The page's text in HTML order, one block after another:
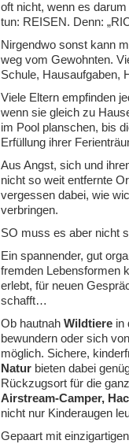
oft nicht, wenn es
tun: REISEN. Denn:
Nirgendwo sonst kann
weg vom Gewohnten.
Schule, Hausaufgaben,
Viele Eltern empfinden
wenn sie gleich zu
im Pool planschen, bis
Erfüllung ihrer
Aus Angst, sich und
nicht so weit entfernte
vergessen dabei, wie
verbringen.
SO muss es aber nicht
Ein spannender, gut
fremden Lebensformen
erlebt, für neuen
schafft…
Ob hautnah Wildtiere in
bewundern oder sich von
möglich. Sichere,
Natur bieten dabei
Rückzugsort für die
Airstream-Camper,
nicht nur Kinderaugen
Gepaart mit